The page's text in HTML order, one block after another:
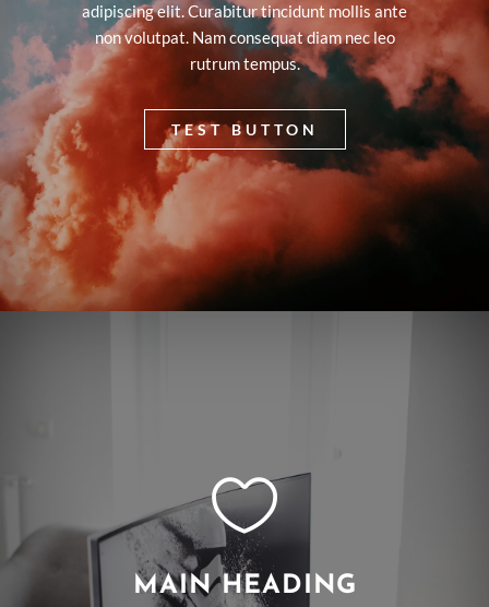
adipiscing elit. Curabitur tincidunt mollis ante
non volutpat. Nam consequat diam nec leo
rutrum tempus.
TEST BUTTON

MAIN HEADING